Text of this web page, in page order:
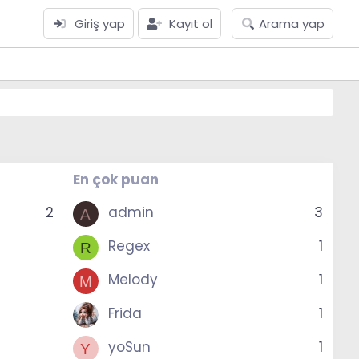
Giriş yap Kayıt ol Arama yap
2
En çok puan
A 3
admin
R 1
Regex
M 1
Melody
1
Frida
Y 1
yoSun